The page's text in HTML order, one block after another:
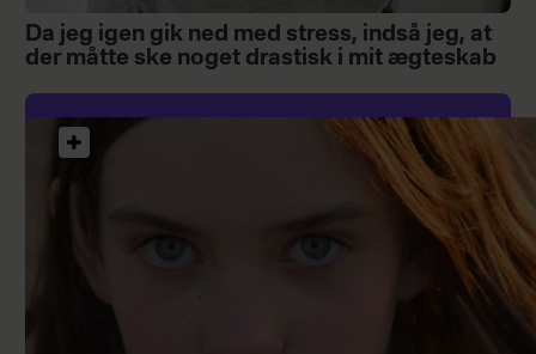
Da jeg igen gik ned med stress, indså jeg, at
der måtte ske noget drastisk i mit ægteskab